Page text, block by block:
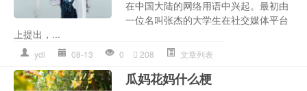
在中国大陆的网络用语中兴起。最初由
一位名叫张杰的大学生在社交媒体平台
上提出，...
ydl 08-13 0 208 文章列表
瓜妈花妈什么梗